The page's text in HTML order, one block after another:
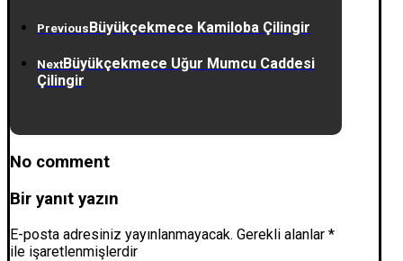
PreviousBüyükçekmece Kamiloba Çilingir
NextBüyükçekmece Uğur Mumcu Caddesi
Çilingir
No comment
Bir yanıt yazın
E-posta adresiniz yayınlanmayacak. Gerekli alanlar *
ile işaretlenmişlerdir